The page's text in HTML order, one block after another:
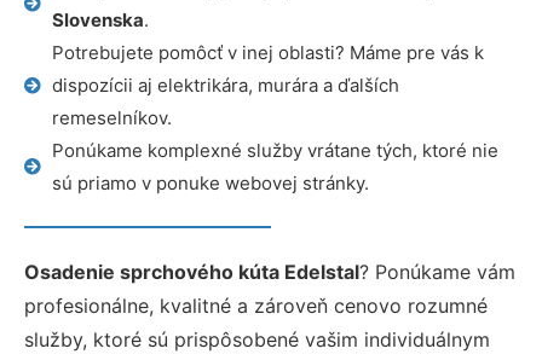
Slovenska.
Potrebujete pomôcť v inej oblasti? Máme pre vás k
dispozícii aj elektrikára, murára a ďalších
remeselníkov.
Ponúkame komplexné služby vrátane tých, ktoré nie
sú priamo v ponuke webovej stránky.
Osadenie sprchového kúta Edelstal? Ponúkame vám
profesionálne, kvalitné a zároveň cenovo rozumné
služby, ktoré sú prispôsobené vašim individuálnym